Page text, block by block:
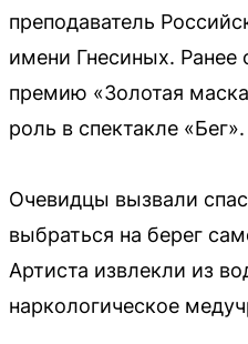
преподаватель
имени Гнесиных.
премию «Золотая
роль в спектакле «Бег».
Очевидцы вызвали
выбраться на берег
Артиста извлекли из
наркологическое